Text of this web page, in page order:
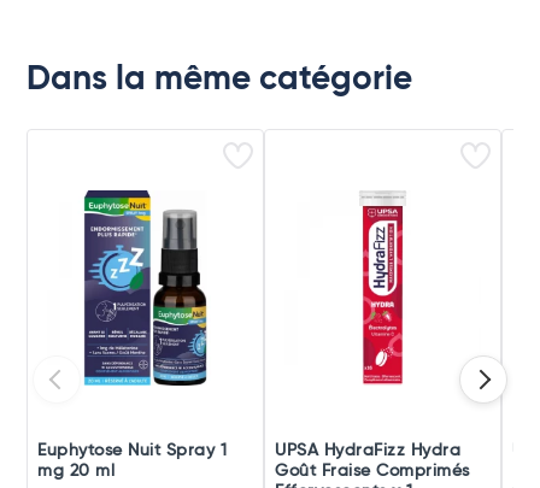
Dans la même catégorie
Euphytose Nuit Spray 1
mg 20 ml
UPSA HydraFizz Hydra
Goût Fraise Comprimés